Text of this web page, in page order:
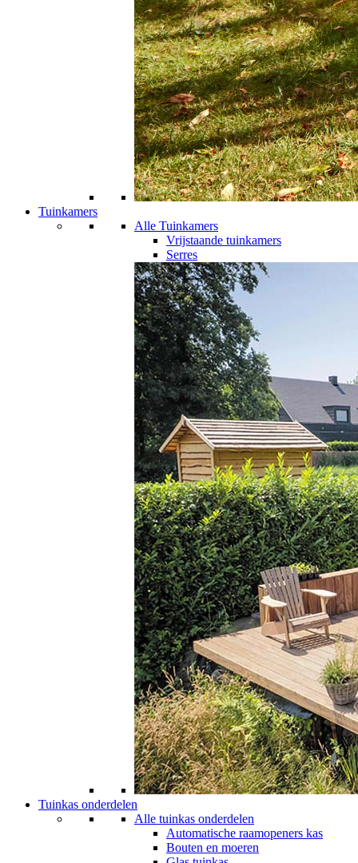
Tuinkamers
Alle Tuinkamers
Vrijstaande tuinkamers
Serres
Tuinkas onderdelen
Alle tuinkas onderdelen
Automatische raamopeners kas
Bouten en moeren